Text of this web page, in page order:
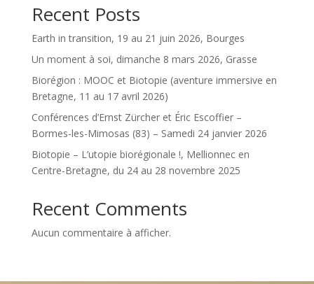
Recent Posts
Earth in transition, 19 au 21 juin 2026, Bourges
Un moment à soi, dimanche 8 mars 2026, Grasse
Biorégion : MOOC et Biotopie (aventure immersive en
Bretagne, 11 au 17 avril 2026)
Conférences d’Ernst Zürcher et Éric Escoffier –
Bormes-les-Mimosas (83) – Samedi 24 janvier 2026
Biotopie – L’utopie biorégionale !, Mellionnec en
Centre-Bretagne, du 24 au 28 novembre 2025
Recent Comments
Aucun commentaire à afficher.